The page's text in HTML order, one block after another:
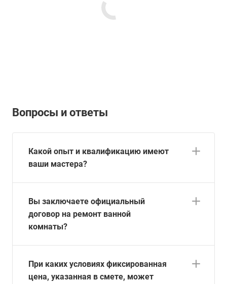
Вопросы и ответы
Какой опыт и квалификацию имеют
ваши мастера?
Вы заключаете официальный
договор на ремонт ванной
комнаты?
При каких условиях фиксированная
цена, указанная в смете, может